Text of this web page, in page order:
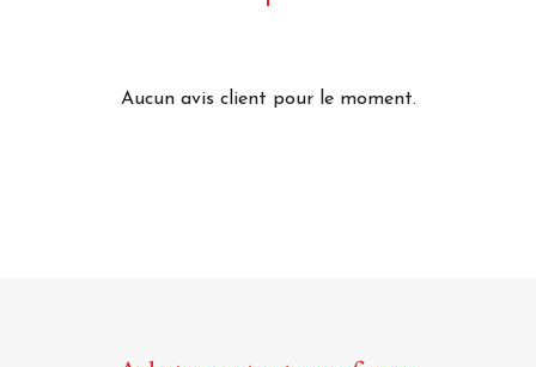
Aucun avis client pour le moment.